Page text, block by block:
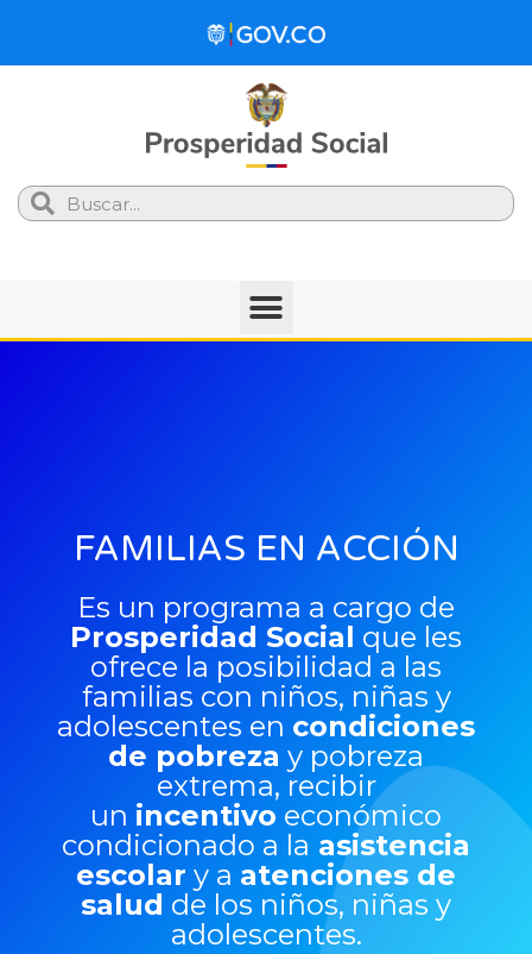
Search
FAMILIAS EN ACCIÓN
Es un programa a cargo de
Prosperidad Social que les
ofrece la posibilidad a las
familias con niños, niñas y
adolescentes en condiciones
de pobreza y pobreza
extrema, recibir
un incentivo económico
condicionado a la asistencia
escolar y a atenciones de
salud de los niños, niñas y
adolescentes.